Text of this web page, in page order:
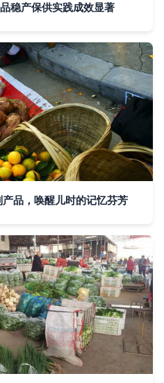
稳产保供实践成效显著
品，唤醒儿时的记忆芬芳